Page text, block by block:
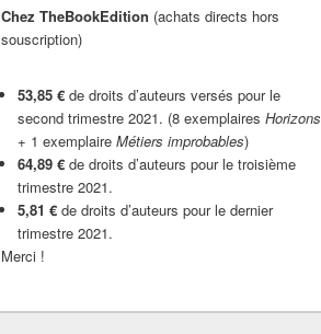
Chez TheBookEdition (achats directs hors
souscription)
53,85 € de droits d’auteurs versés pour le
second trimestre 2021. (8 exemplaires Horizons
+ 1 exemplaire Métiers improbables)
64,89 € de droits d’auteurs pour le troisième
trimestre 2021.
5,81 € de droits d’auteurs pour le dernier
trimestre 2021.
Merci !